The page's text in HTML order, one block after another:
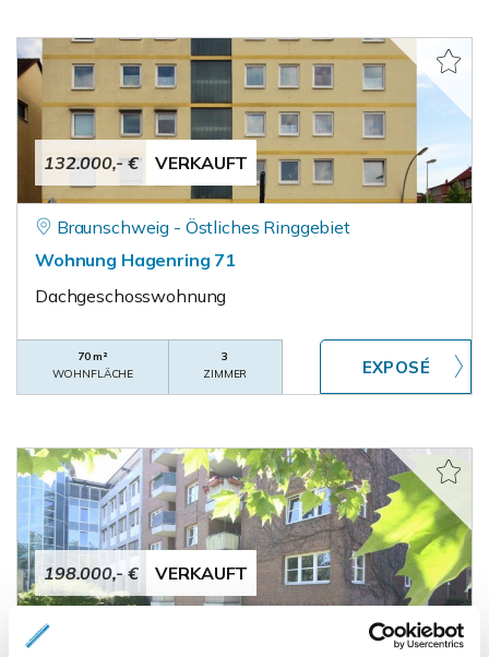
132.000,- € VERKAUFT
Braunschweig - Östliches Ringgebiet
Wohnung Hagenring 71
Dachgeschosswohnung
70 m²
WOHNFLÄCHE
3
ZIMMER
198.000,- € VERKAUFT
Braunschweig / Viewegs Garten-Bebelhof -